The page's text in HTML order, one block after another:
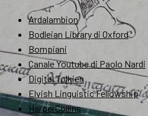
Ardalambion
Bodleian Library di Oxford
Bompiani
Canale Youtube di Paolo Nardi
Digital Tolkien
Elvish Linguistic Fellowship
HarperCollins